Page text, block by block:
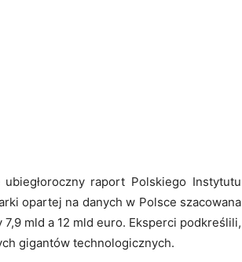
raport Polskiego Instytutu
opartej na danych w Polsce szacowana
mld a 12 mld euro. Eksperci podkreślili,
gigantów technologicznych.